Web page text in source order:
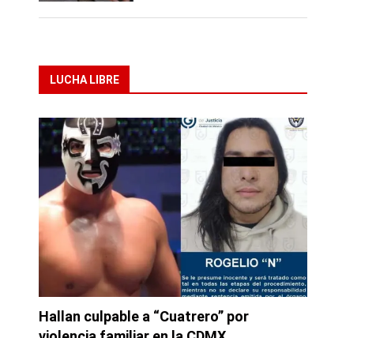
LUCHA LIBRE
Hallan culpable a “Cuatrero” por